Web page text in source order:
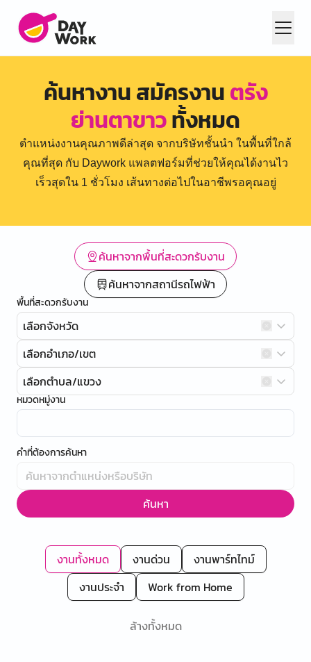
ค้นหางาน สมัครงานตรัง
ย่านตาขาวทั้งหมด
ตำแหน่งงานคุณภาพดีล่าสุด จากบริษัทชั้นนำ ในพื้นที่ใกล้
คุณที่สุด กับ Daywork แพลตฟอร์มที่ช่วยให้คุณได้งานไว
เร็วสุดใน 1 ชั่วโมง เส้นทางต่อไปในอาชีพรอคุณอยู่
ค้นหาจากพื้นที่สะดวกรับงาน
ค้นหาจากสถานีรถไฟฟ้า
พื้นที่สะดวกรับงาน
เลือกจังหวัด
เลือกอำเภอ/เขต
เลือกตำบล/แขวง
หมวดหมู่งาน
คำที่ต้องการค้นหา
ค้นหา
งานทั้งหมด งานด่วน
งานพาร์ทไทม์
งานประจำ
Work from Home
ล้างทั้งหมด